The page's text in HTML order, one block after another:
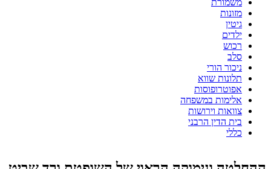
משמורת
מזונות
גיטין
ילדים
רכוש
סלב
ניכור הורי
תלונות שווא
אפוטרופוסות
אלימות במשפחה
צוואות וירושות
בית הדין הרבני
כללי